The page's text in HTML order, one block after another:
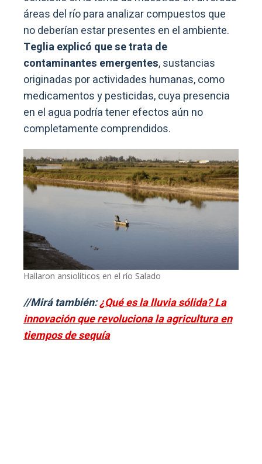
áreas del río para analizar compuestos que
no deberían estar presentes en el ambiente.
Teglia explicó que se trata de
contaminantes emergentes, sustancias
originadas por actividades humanas, como
medicamentos y pesticidas, cuya presencia
en el agua podría tener efectos aún no
completamente comprendidos.
Hallaron ansiolíticos en el río Salado
//Mirá también:¿Qué es la lluvia sólida? La
innovación que revoluciona la agricultura en
tiempos de sequía